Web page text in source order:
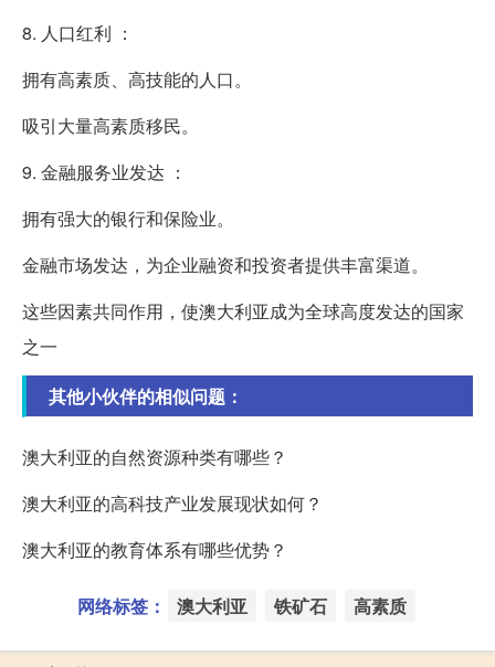
8. 人口红利 ：
拥有高素质、高技能的人口。
吸引大量高素质移民。
9. 金融服务业发达 ：
拥有强大的银行和保险业。
金融市场发达，为企业融资和投资者提供丰富渠道。
这些因素共同作用，使澳大利亚成为全球高度发达的国家
之一
其他小伙伴的相似问题：
澳大利亚的自然资源种类有哪些？
澳大利亚的高科技产业发展现状如何？
澳大利亚的教育体系有哪些优势？
网络标签： 澳大利亚 铁矿石 高素质